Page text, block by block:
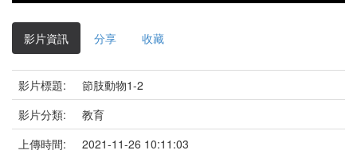
影片資訊 分享 收藏
影片標題:
節肢動物1-2
影片分類:
教育
上傳時間:
2021-11-26 10:11:03